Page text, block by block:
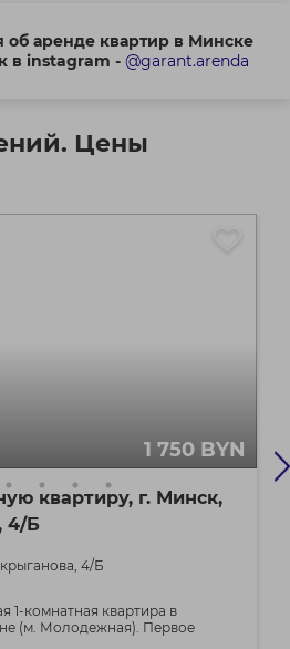
аренде квартир в Минске
в instagram - @garant.arenda
Цены
1 750 BYN
квартиру, г. Минск,
4/Б
4/Б
1-комнатная квартира в
(м. Молодежная). Первое